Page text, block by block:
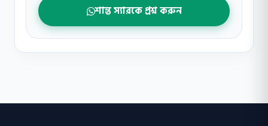
শান্ত স্যারকে প্রশ্ন করুন